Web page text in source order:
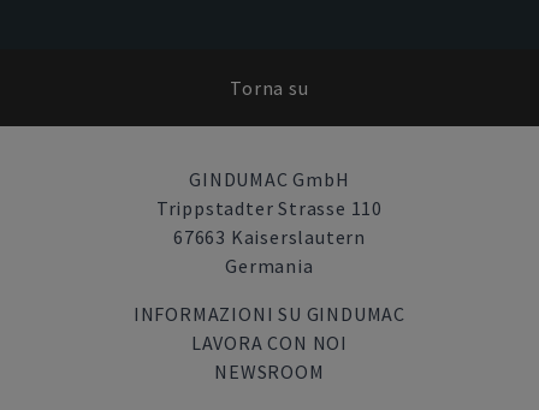
Torna su
GINDUMAC GmbH
Trippstadter Strasse 110
67663 Kaiserslautern
Germania
INFORMAZIONI SU GINDUMAC
LAVORA CON NOI
NEWSROOM